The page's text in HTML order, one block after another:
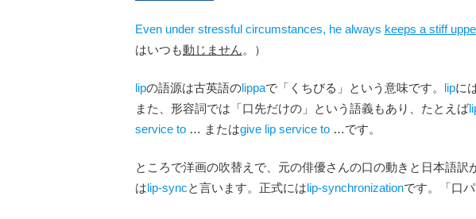
Even under stressful circumstances, he always keeps a stiff
はいつも動じません。）
lipの語源は古英語のlippaで「くちびる」という意味です。 lipに
また、形容詞では「口先だけの」という語義もあり、たとえば
service to… またはgive lip service to…です。
ところで洋画の吹替えで、元の俳優さんの口の動きと日本語
はlip-syncと言います。正式にはlip-synchronizationです。「口